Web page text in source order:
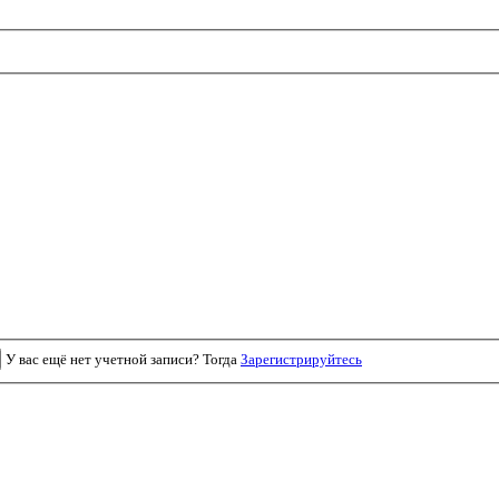
У вас ещё нет учетной записи? Тогда Зарегистрируйтесь